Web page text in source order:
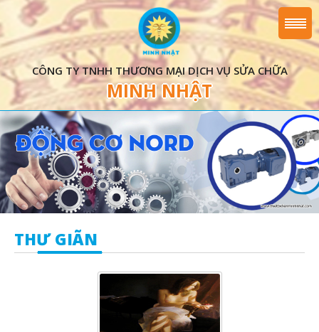
CÔNG TY TNHH THƯƠNG MẠI DỊCH VỤ SỬA CHỮA
MINH NHẬT
THƯ GIÃN